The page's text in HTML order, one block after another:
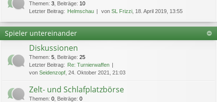
Themen: 3 Beiträge: 10
Letzter Beitrag: Helmschau von SL Frizzi , 18. April 2019, 13:55
Spieler untereinander
Diskussionen
Themen: 5 Beiträge: 25
Letzter Beitrag: Re: Turnierwaffen
von Seidenzopf , 24. Oktober 2021, 21:03
Zelt- und Schlafplatzbörse
Themen: 0 Beiträge: 0